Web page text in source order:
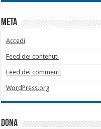
Meta
Accedi
Feed dei contenuti
Feed dei commenti
WordPress.org
Dona